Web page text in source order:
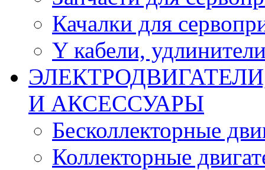
Качалки для
Y кабели,
И АКСЕССУАРЫ
Бесколлекторные
Коллекторные